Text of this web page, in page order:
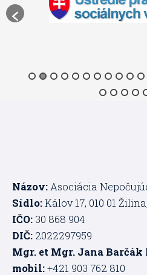
Názov: Asociácia
Sídlo:Kálov 17, 010 01
IČO: 30 868 904
DIČ: 2022297959
Mgr. et Mgr. Jana
mobil:+421 903 762 810